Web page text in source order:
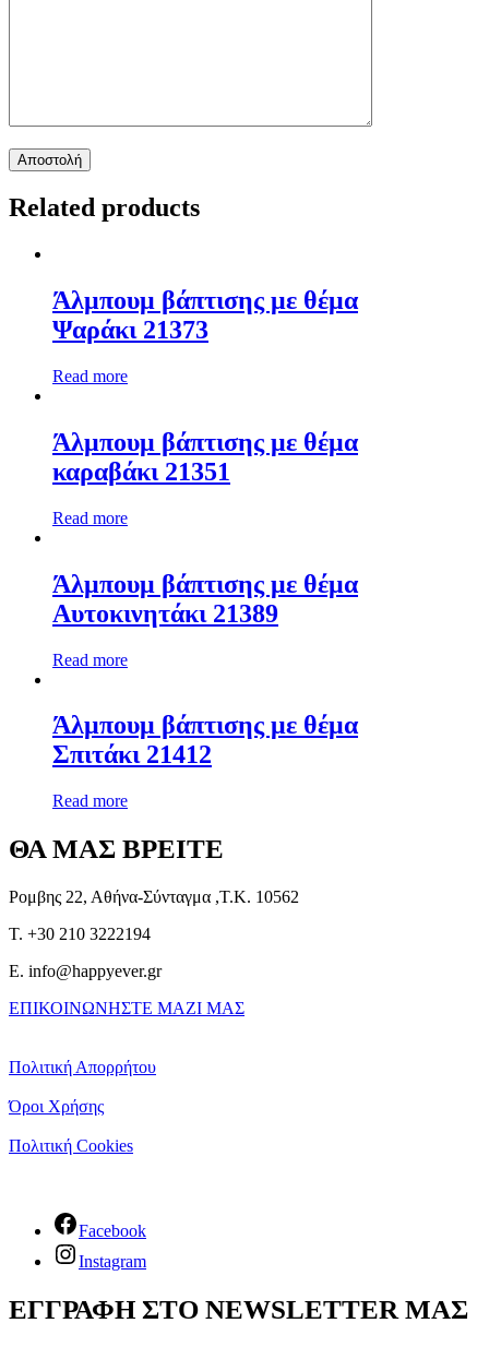
Related products
Άλμπουμ βάπτισης με θέμα
Ψαράκι 21373
Read more
Άλμπουμ βάπτισης με θέμα
καραβάκι 21351
Read more
Άλμπουμ βάπτισης με θέμα
Αυτοκινητάκι 21389
Read more
Άλμπουμ βάπτισης με θέμα
Σπιτάκι 21412
Read more
ΘΑ ΜΑΣ ΒΡΕΙΤΕ
Ρομβης 22, Αθήνα-Σύνταγμα ,Τ.Κ. 10562
T. +30 210 3222194
E. info@happyever.gr
ΕΠΙΚΟΙΝΩΝΗΣΤΕ ΜΑΖΙ ΜΑΣ
Πολιτική Απορρήτου
Όροι Χρήσης
Πολιτική Cookies
Facebook
Instagram
ΕΓΓΡΑΦΗ ΣΤΟ NEWSLETTER ΜΑΣ